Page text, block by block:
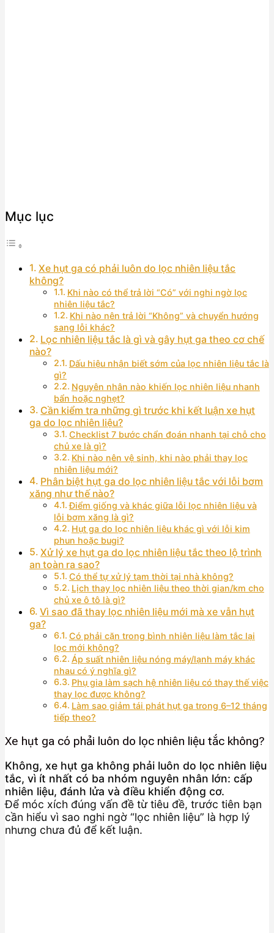
Mục lục
Xe hụt ga có phải luôn do lọc nhiên liệu tắc
không?
Khi nào có thể trả lời “Có” với nghi ngờ lọc
nhiên liệu tắc?
Khi nào nên trả lời “Không” và chuyển hướng
sang lỗi khác?
Lọc nhiên liệu tắc là gì và gây hụt ga theo cơ chế
nào?
Dấu hiệu nhận biết sớm của lọc nhiên liệu tắc là
gì?
Nguyên nhân nào khiến lọc nhiên liệu nhanh
bẩn hoặc nghẹt?
Cần kiểm tra những gì trước khi kết luận xe hụt
ga do lọc nhiên liệu?
Checklist 7 bước chẩn đoán nhanh tại chỗ cho
chủ xe là gì?
Khi nào nên vệ sinh, khi nào phải thay lọc
nhiên liệu mới?
Phân biệt hụt ga do lọc nhiên liệu tắc với lỗi bơm
xăng như thế nào?
Điểm giống và khác giữa lỗi lọc nhiên liệu và
lỗi bơm xăng là gì?
Hụt ga do lọc nhiên liệu khác gì với lỗi kim
phun hoặc bugi?
Xử lý xe hụt ga do lọc nhiên liệu tắc theo lộ trình
an toàn ra sao?
Có thể tự xử lý tạm thời tại nhà không?
Lịch thay lọc nhiên liệu theo thời gian/km cho
chủ xe ô tô là gì?
Vì sao đã thay lọc nhiên liệu mới mà xe vẫn hụt
ga?
Có phải cặn trong bình nhiên liệu làm tắc lại
lọc mới không?
Áp suất nhiên liệu nóng máy/lạnh máy khác
nhau có ý nghĩa gì?
Phụ gia làm sạch hệ nhiên liệu có thay thế việc
thay lọc được không?
Làm sao giảm tái phát hụt ga trong 6–12 tháng
tiếp theo?
Xe hụt ga có phải luôn do lọc nhiên liệu tắc không?
Không, xe hụt ga không phải luôn do lọc nhiên liệu
tắc, vì ít nhất có ba nhóm nguyên nhân lớn: cấp
nhiên liệu, đánh lửa và điều khiển động cơ.
Để móc xích đúng vấn đề từ tiêu đề, trước tiên bạn
cần hiểu vì sao nghi ngờ “lọc nhiên liệu” là hợp lý
nhưng chưa đủ để kết luận.